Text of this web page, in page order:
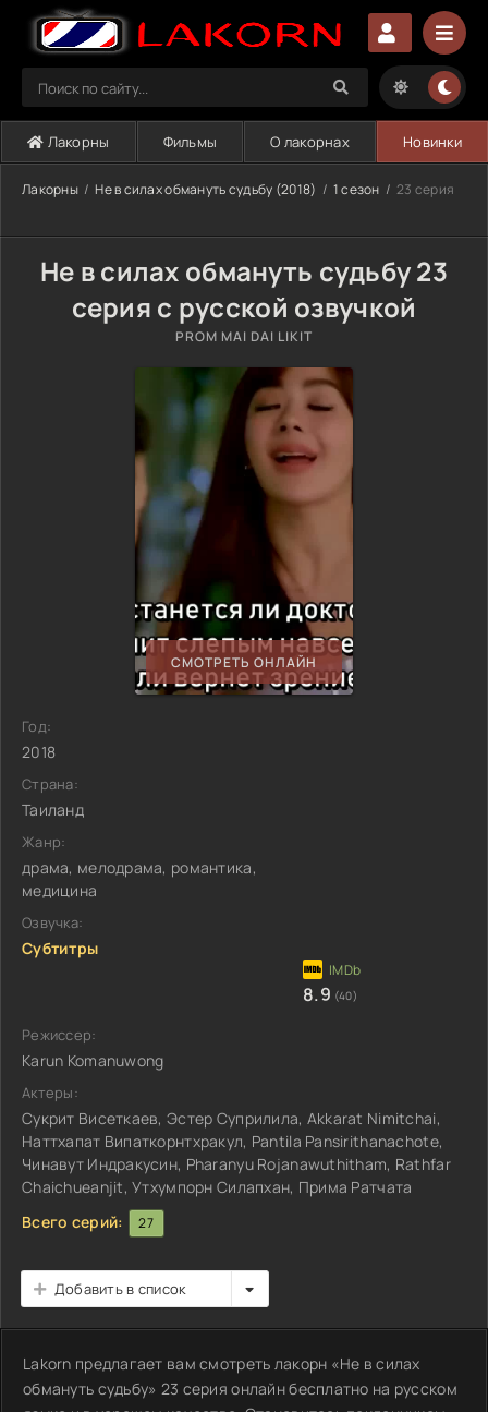
Лакорны Фильмы О лакорнах Новинки
Лакорны Не в силах обмануть судьбу (2018) 1 сезон 23 серия
Не в силах обмануть судьбу 23
серия с русской озвучкой
PROM MAI DAI LIKIT
СМОТРЕТЬ ОНЛАЙН
Год:
2018
Страна:
Таиланд
Жанр:
драма, мелодрама, романтика,
медицина
Озвучка:
Субтитры
8.9 (40)
Режиссер:
Karun Komanuwong
Актеры:
Сукрит Висеткаев, Эстер Суприлила, Akkarat Nimitchai,
Наттхапат Випаткорнтхракул, Pantila Pansirithanachote,
Чинавут Индракусин, Pharanyu Rojanawuthitham, Rathfar
Chaichueanjit, Утхумпорн Силапхан, Прима Ратчата
Всего серий:
27
Добавить в список
Lakorn предлагает вам смотреть лакорн «Не в силах
обмануть судьбу» 23 серия онлайн бесплатно на русском